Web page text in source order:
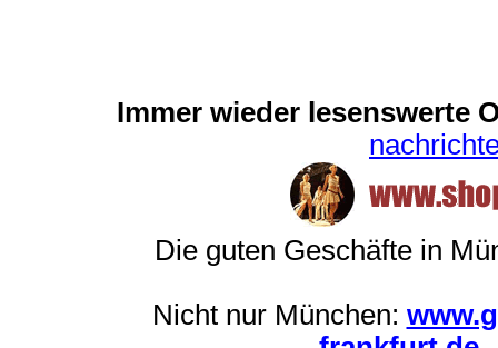
Immer wieder lesenswerte
Die guten Geschäfte in
Nicht nur München: